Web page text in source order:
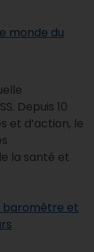
monde du
Depuis 10
et d’action, le
la santé et
baromètre et